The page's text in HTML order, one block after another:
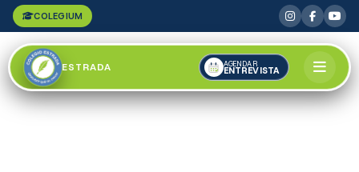
COLEGIUM
ESTRADA AGENDAR
ENTREVISTA